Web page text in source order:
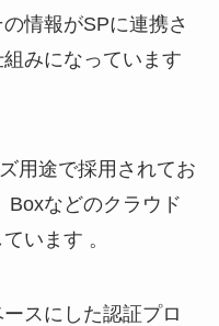
情報がSPに連携さ
みになっています
用途で採用されてお
Boxなどのクラウド
います 。
スにした認証プロ